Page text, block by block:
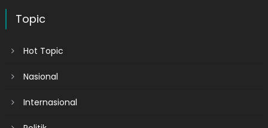
Topic
Hot Topic
Nasional
Internasional